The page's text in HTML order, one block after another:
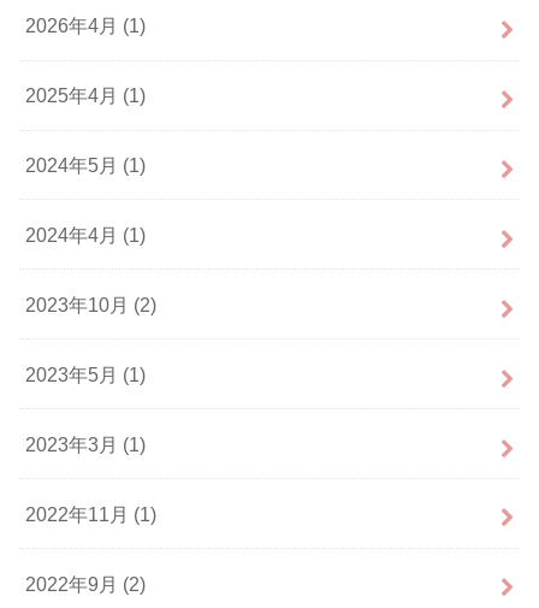
2026年4月 (1)
2025年4月 (1)
2024年5月 (1)
2024年4月 (1)
2023年10月 (2)
2023年5月 (1)
2023年3月 (1)
2022年11月 (1)
2022年9月 (2)